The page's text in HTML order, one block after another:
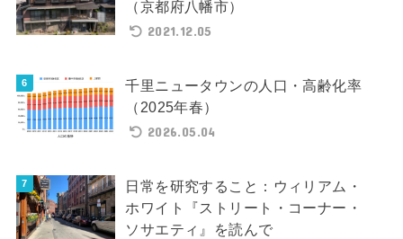
（京都府八幡市）
2021.12.05
千里ニュータウンの人口・高齢化率
（2025年春）
2026.05.04
日常を研究すること：ウィリアム・
ホワイト『ストリート・コーナー・
ソサエティ』を読んで